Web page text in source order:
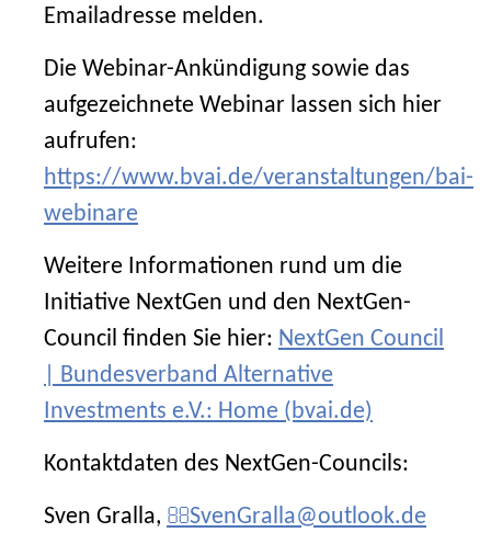
Emailadresse melden.
Die Webinar-Ankündigung sowie das
aufgezeichnete Webinar lassen sich hier
aufrufen:
https://www.bvai.de/veranstaltungen/bai-
webinare
Weitere Informationen rund um die
Initiative NextGen und den NextGen-
Council finden Sie hier: NextGen Council
| Bundesverband Alternative
Investments e.V.: Home (bvai.de)
Kontaktdaten des NextGen-Councils:
Sven Gralla, SvenGralla@outlook.de